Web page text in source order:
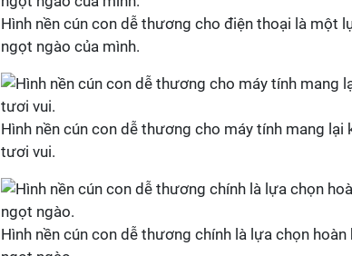
Hình nền cún con dễ thương cho điện thoại là một
ngọt ngào của mình.
Hình nền cún con dễ thương cho máy tính mang
tươi vui.
Hình nền cún con dễ thương chính là lựa chọn